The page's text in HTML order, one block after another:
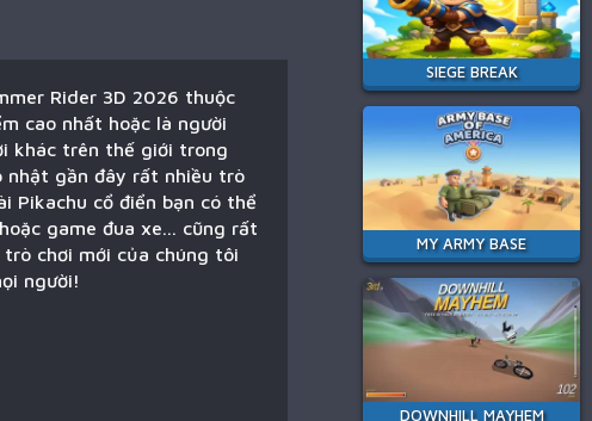
Rider 3D 2026 thuộc
cao nhất hoặc là người
khác trên thế giới trong
nhật gần đây rất nhiều trò
Pikachu cổ điển bạn có thể
game đua xe... cũng rất
chơi mới của chúng tôi
người!
SIEGE BREAK
MY ARMY BASE
DOWNHILL MAYHEM